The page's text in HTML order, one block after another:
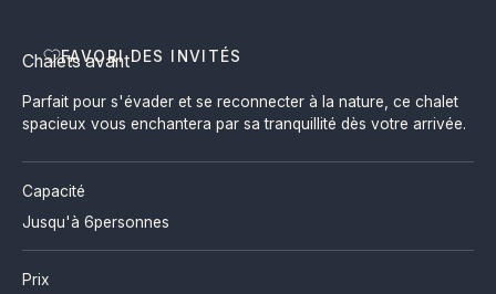
FAVORI DES INVITÉS
Chalets avant
Parfait pour s'évader et se reconnecter à la nature, ce chalet
spacieux vous enchantera par sa tranquillité dès votre arrivée.
Capacité
Jusqu'à 6personnes
Prix